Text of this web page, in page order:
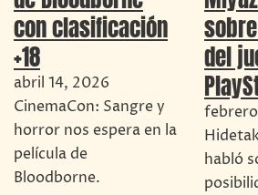
con clasificación
+18
abril 14, 2026
CinemaCon: Sangre y
horror nos espera en la
película de
Bloodborne.
del
habló